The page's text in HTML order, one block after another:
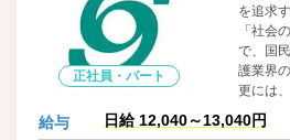
正社員・パート
を追求
「社会
で、国
護業界
更には
業とな
大につ
給与 日給 12,040～13,040円